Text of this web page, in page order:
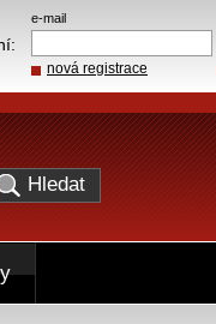
e-mail
nová registrace